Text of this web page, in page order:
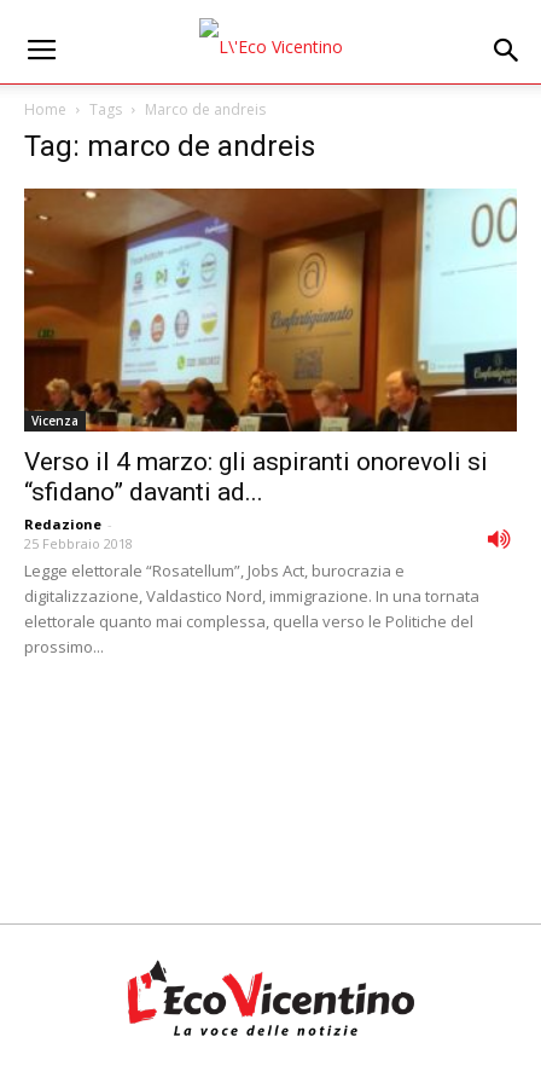
Home Tags Marco de andreis
Tag: marco de andreis
Vicenza
Verso il 4 marzo: gli aspiranti onorevoli si
“sfidano” davanti ad...
Redazione -
25 Febbraio 2018
Legge elettorale “Rosatellum”, Jobs Act, burocrazia e
digitalizzazione, Valdastico Nord, immigrazione. In una tornata
elettorale quanto mai complessa, quella verso le Politiche del
prossimo...